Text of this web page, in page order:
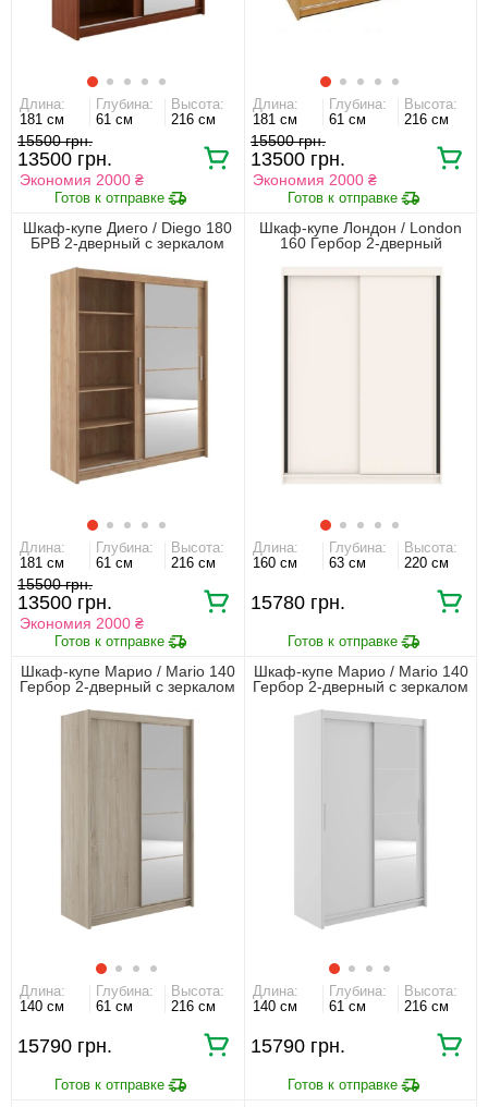
Длина:
181 см
Глубина:
61 см
Высота:
216 см
15500
13500
Экономия 2000 ₴
Длина:
181 см
Глубина:
61 см
Высота:
216 см
15500
13500
Экономия 2000 ₴
Шкаф-купе Диего / Diego 180
БРВ 2-дверный с зеркалом
Длина:
181 см
Глубина:
61 см
Высота:
216 см
15500
13500
Экономия 2000 ₴
Шкаф-купе Лондон / London
160 Гербор 2-дверный
Длина:
160 см
Глубина:
63 см
Высота:
220 см
15780
Шкаф-купе Марио / Mario 140
Гербор 2-дверный с зеркалом
Длина:
140 см
Глубина:
61 см
Высота:
216 см
15790
Шкаф-купе Марио / Mario 140
Гербор 2-дверный с зеркалом
Длина:
140 см
Глубина:
61 см
Высота:
216 см
15790